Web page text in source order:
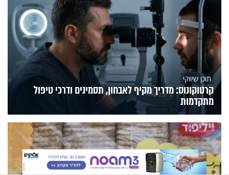
תוכן שיווקי
קרטוקונוס: מדריך מקיף לאבחון, תסמינים ודרכי טיפול
מתקדמות
X